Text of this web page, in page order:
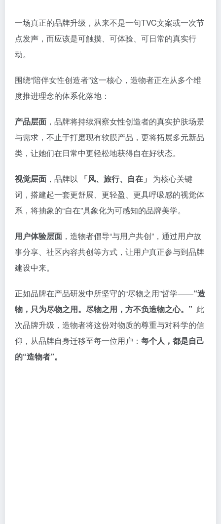
一场真正的品牌升级，从来不是一句TVC文案或一次节
点发声，而应该是可触摸、可体验、可日常的真实行
动。
围绕“陪伴女性创造者”这一核心，造物者正在从多个维
度推进理念的体系化落地：
产品层面 ，品牌将持续洞察女性创造者的真实护肤场景
与需求，不止于打磨现有软膜产品，更将拓展多元新品
类，让她们在日常中更轻松地获得自在好状态。
视觉层面 ，品牌以 「风、旅行、自在」
为核心关键
词，搭建起一套更舒展、更轻盈、更具呼吸感的视觉体
系，将抽象的“自在”具象化为可感知的品牌美学。
用户体验层面 ，造物者倡导“与用户共创”，通过用户故
事分享、社区内容共创等方式，让用户真正参与到品牌
建设中来。
正如品牌在产品研发中所坚守的“尽物之用”哲学——“造
物，只为尽物之用。尽物之用，方不负造物之心。” 此
次品牌升级，造物者将这份对物质的尊重与对科学的信
仰，从品牌自身迁移至每一位用户： 每个人，都是自己
的“造物者”。